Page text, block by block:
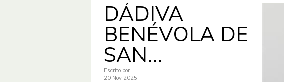
DÁDIVA
BENÉVOLA DE
SAN...
Escrito por
20 Nov 2025